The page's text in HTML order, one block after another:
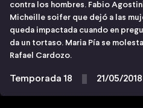
contra los hombres. Fabio
Micheille soifer que dejó a las
queda impactada cuando en
da un tortaso. Maria Pía se
Rafael Cardozo.
Temporada 18 21/05/2018